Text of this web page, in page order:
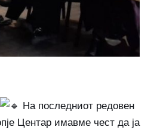
На последниот редовен
Центар имавме чест да ја